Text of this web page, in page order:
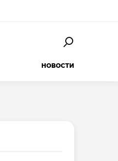
НОВОСТИ